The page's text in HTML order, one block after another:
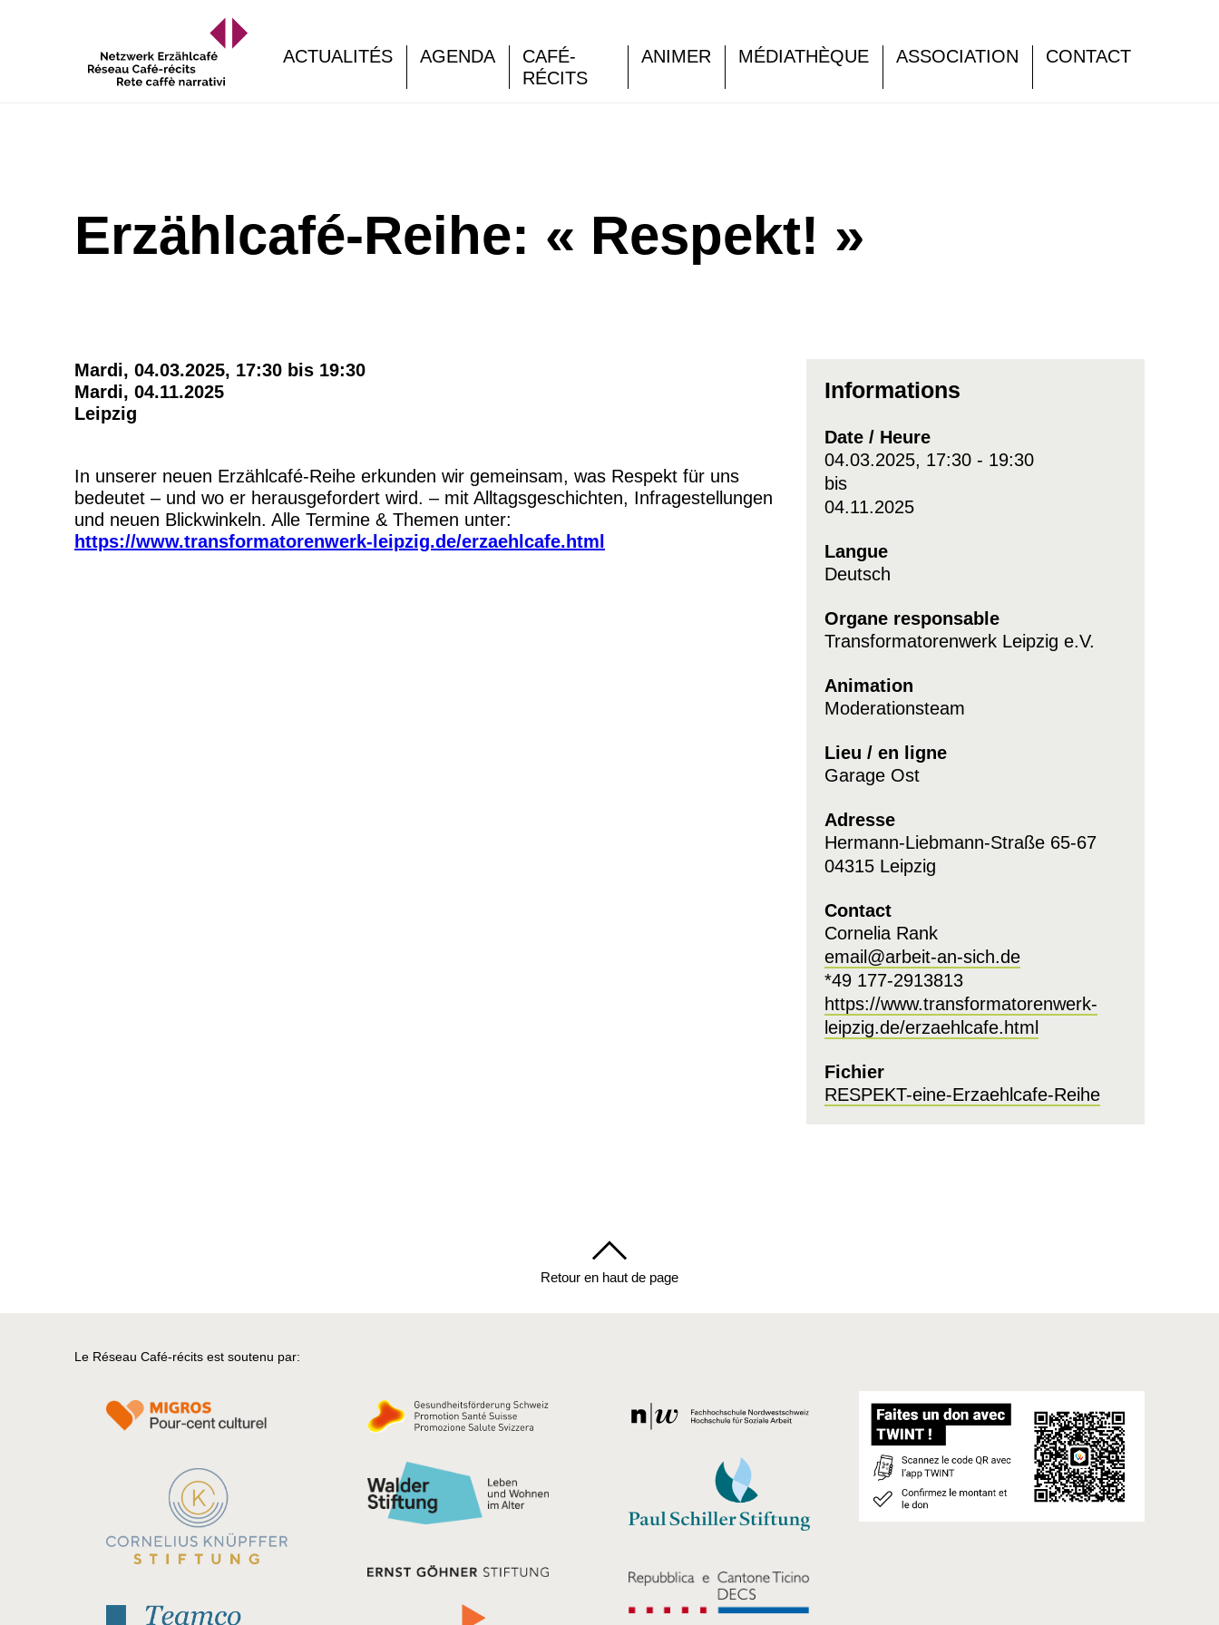
ACTUALITÉS AGENDA
CAFÉ-
RÉCITS
ANIMER MÉDIATHÈQUE ASSOCIATION CONTACT
Erzählcafé-Reihe: « Respekt! »
Mardi, 04.03.2025, 17:30 bis 19:30
Mardi, 04.11.2025
Leipzig
In unserer neuen Erzählcafé-Reihe erkunden wir gemeinsam, was Respekt für uns
bedeutet – und wo er herausgefordert wird. – mit Alltagsgeschichten, Infragestellungen
und neuen Blickwinkeln. Alle Termine & Themen unter:
https://www.transformatorenwerk-leipzig.de/erzaehlcafe.html
Informations
Date / Heure
04.03.2025, 17:30 - 19:30
bis
04.11.2025
Langue
Deutsch
Organe responsable
Transformatorenwerk Leipzig e.V.
Animation
Moderationsteam
Lieu / en ligne
Garage Ost
Adresse
Hermann-Liebmann-Straße 65-67
04315 Leipzig
Contact
Cornelia Rank
email@arbeit-an-sich.de
*49 177-2913813
https://www.transformatorenwerk-
leipzig.de/erzaehlcafe.html
Fichier
RESPEKT-eine-Erzaehlcafe-Reihe
Retour en haut de page
Le Réseau Café-récits est soutenu par: